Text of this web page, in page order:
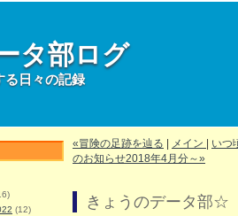
タ部ログ
る日々の記録
(12)
«冒険の足跡を辿る メイン
いつ
のお知らせ2018年4月分～»
きょうのデータ部☆